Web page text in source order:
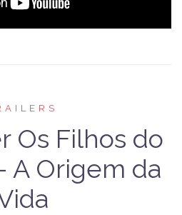
Os Filhos do
A Origem da